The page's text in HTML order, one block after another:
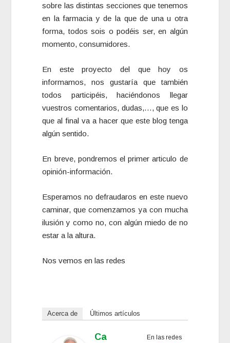
sobre las distintas secciones que tenemos
en la farmacia y de la que de una u otra
forma, todos sois o podéis ser, en algún
momento, consumidores.
En este proyecto del que hoy os
informamos, nos gustaría que también
todos participéis, haciéndonos llegar
vuestros comentarios, dudas,…, que es lo
que al final va a hacer que este blog tenga
algún sentido.
En breve, pondremos el primer articulo de
opinión-información.
Esperamos no defraudaros en este nuevo
caminar, que comenzamos ya con mucha
ilusión y como no, con algún miedo de no
estar a la altura.
Nos vemos en las redes
Acerca de Últimos artículos
En las redes
Ca